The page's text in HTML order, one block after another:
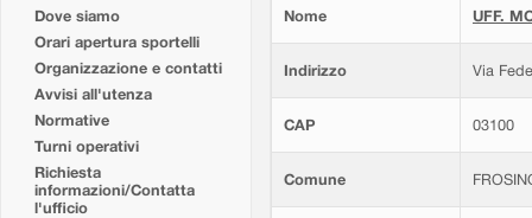
Dove siamo
Orari apertura sportelli
Organizzazione e contatti
Avvisi all'utenza
Normative
Turni operativi
Richiesta
informazioni/Contatta
l'ufficio
Nome UFF.
Indirizzo Via
CAP 03100
Comune